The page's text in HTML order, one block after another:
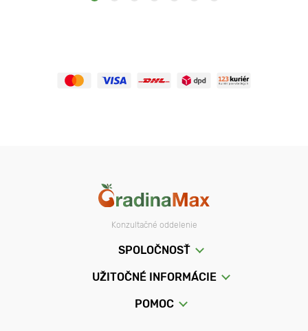
Konzultačné oddelenie
SPOLOČNOSŤ
UŽITOČNÉ INFORMÁCIE
POMOC